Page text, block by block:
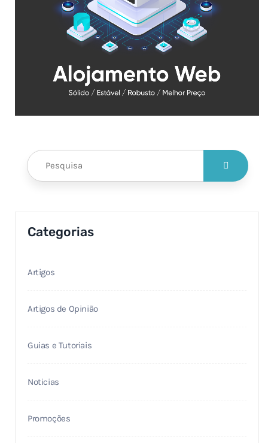
Categorias
Artigos
Artigos de Opinião
Guias e Tutoriais
Noticias
Promoções